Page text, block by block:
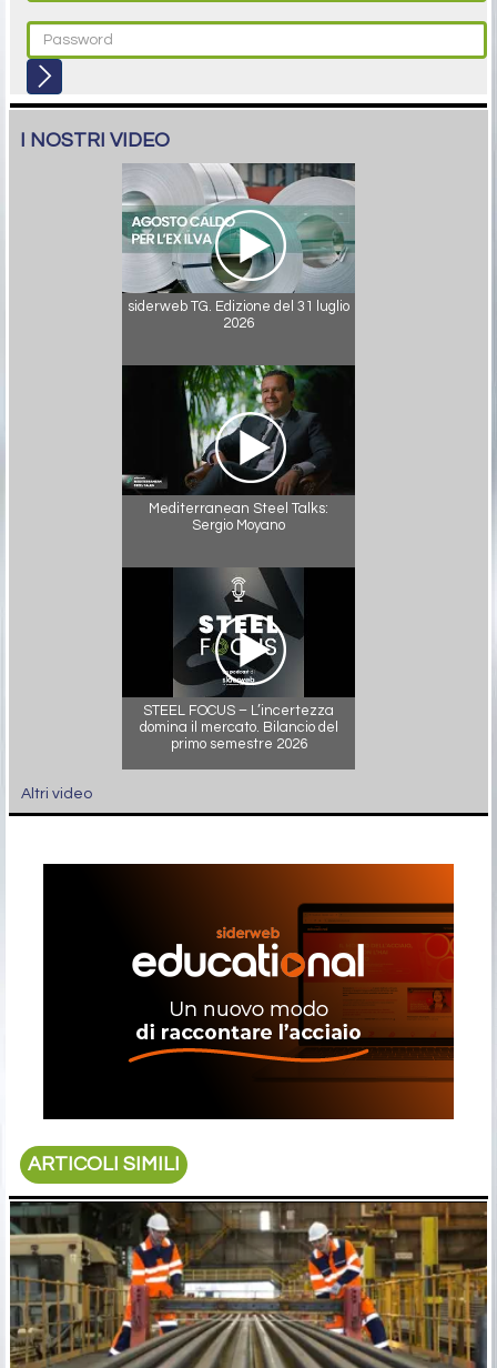
I NOSTRI VIDEO
siderweb TG. Edizione del 31 luglio
2026
Mediterranean Steel Talks:
Sergio Moyano
STEEL FOCUS – L’incertezza
domina il mercato. Bilancio del
primo semestre 2026
Altri video
ARTICOLI SIMILI